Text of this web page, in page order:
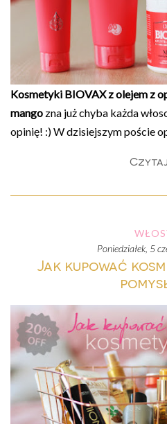
Kosmetyki BIOVAX z olejem z
mango zna już chyba każda
opinię! :) W dzisiejszym poście
poniedziałek, 5
Jak kupować